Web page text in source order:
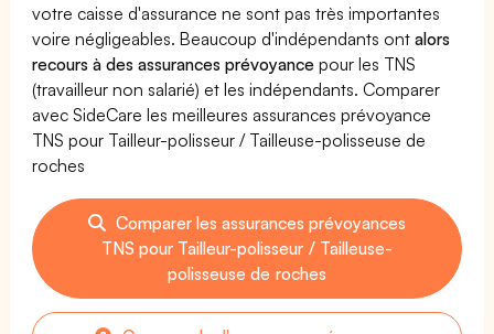
votre caisse d'assurance ne sont pas très importantes
voire négligeables. Beaucoup d'indépendants ontalors
recours à des assurances prévoyance pour les TNS
(travailleur non salarié) et les indépendants. Comparer
avec SideCare les meilleures assurances prévoyance
TNS pour Tailleur-polisseur / Tailleuse-polisseuse de
roches
Comparer les assurances prévoyances
TNS pour Tailleur-polisseur / Tailleuse-
polisseuse de roches